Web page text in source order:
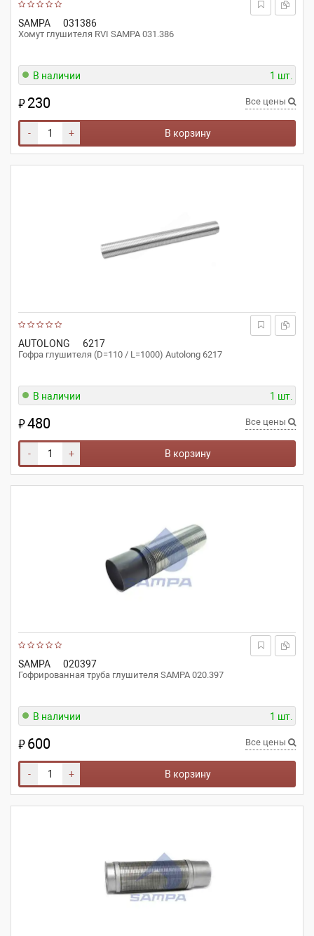
SAMPA 031386
Хомут глушителя RVI SAMPA 031.386
В наличии 1 шт.
₽230 Все цены
- + В корзину
AUTOLONG 6217
Гофра глушителя (D=110 / L=1000) Autolong 6217
В наличии 1 шт.
₽480 Все цены
- + В корзину
SAMPA 020397
Гофрированная труба глушителя SAMPA 020.397
В наличии 1 шт.
₽600 Все цены
- + В корзину